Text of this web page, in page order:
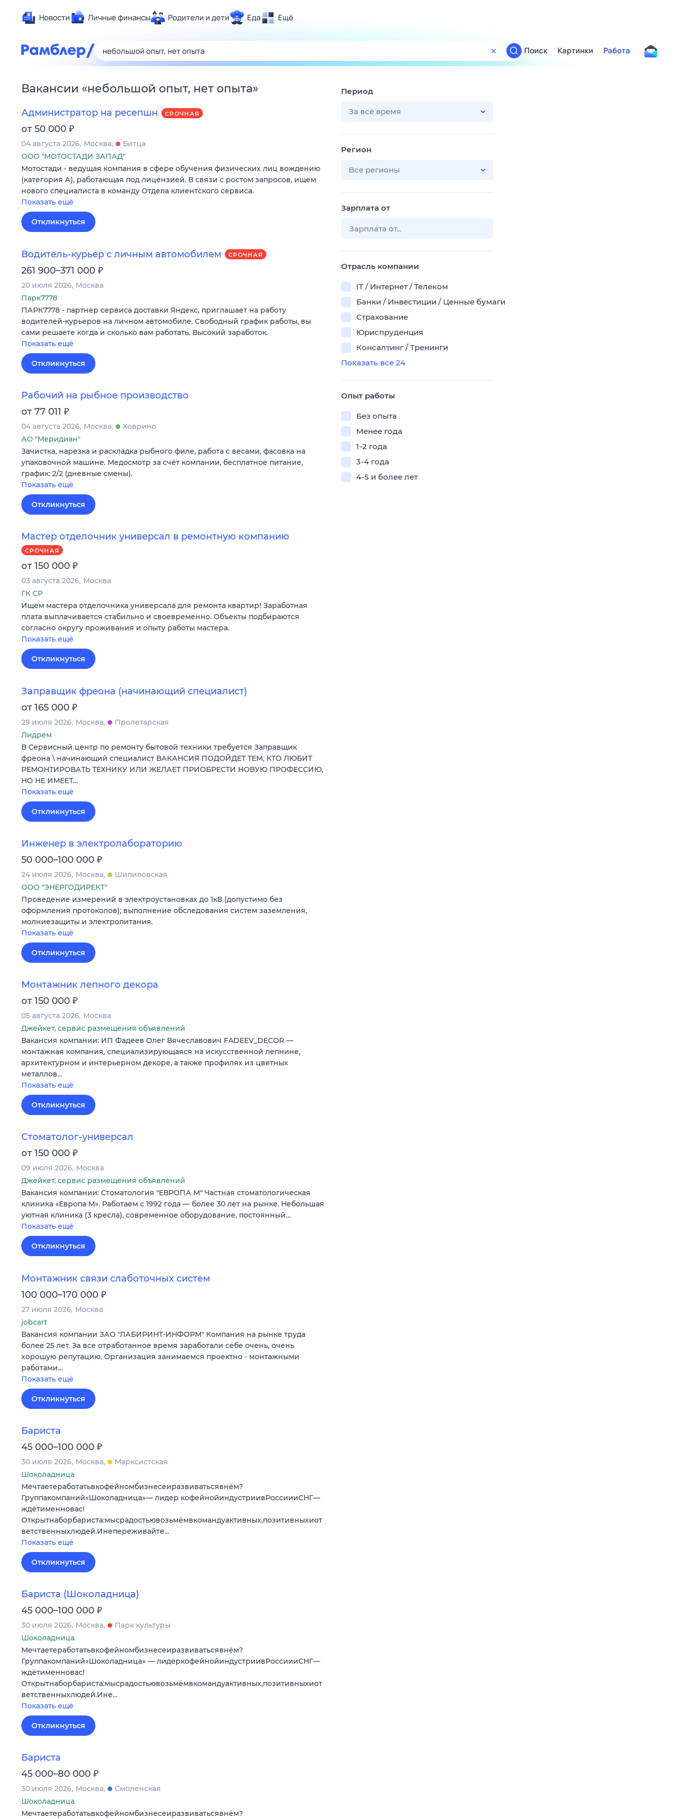
Новости Личные финансы Родители и дети Еда Ещё
Здоровье
Развлечения и отдых
Спорт
Карьера
Сберегаем вместе
Гороскопы
Поиск
ТВ-программа
Поиск Картинки Работа
Вакансии «небольшой опыт, нет опыта»
Администратор на ресепшн СРОЧНАЯ
от 50 000 ₽
04 августа 2026 Москва
Битца
ООО "МОТОСТАДИ ЗАПАД"
Мотостади - ведущая компания в сфере обучения физических лиц вождению
(категория А), работающая под лицензией. В связи с ростом запросов, ищем
нового специалиста в команду Отдела клиентского сервиса.
Показать ещё
Откликнуться
Водитель-курьер с личным автомобилем СРОЧНАЯ
261 900–371 000 ₽
20 июля 2026 Москва
Парк7778
ПАРК7778 - партнер сервиса доставки Яндекс, приглашает на работу
водителей-курьеров на личном автомобиле. Свободный график работы, вы
сами решаете когда и сколько вам работать. Высокий заработок.
Показать ещё
Откликнуться
Рабочий на рыбное производство
от 77 011 ₽
04 августа 2026 Москва
Ховрино
АО "Меридиан"
Зачистка, нарезка и раскладка рыбного филе, работа с весами, фасовка на
упаковочной машине. Медосмотр за счёт компании, бесплатное питание,
график: 2/2 (дневные смены).
Показать ещё
Откликнуться
Мастер отделочник универсал в ремонтную компанию
СРОЧНАЯ
от 150 000 ₽
03 августа 2026 Москва
ГК СР
Ищем мастера отделочника универсала для ремонта квартир! Заработная
плата выплачивается стабильно и своевременно. Объекты подбираются
согласно округу проживания и опыту работы мастера.
Показать ещё
Откликнуться
Заправщик фреона (начинающий специалист)
от 165 000 ₽
29 июля 2026 Москва
Пролетарская
Лидрем
В Сервисный центр по ремонту бытовой техники требуется Заправщик
фреона \ начинающий специалист ВАКАНСИЯ ПОДОЙДЕТ ТЕМ, КТО ЛЮБИТ
РЕМОНТИРОВАТЬ ТЕХНИКУ ИЛИ ЖЕЛАЕТ ПРИОБРЕСТИ НОВУЮ ПРОФЕССИЮ,
НО НЕ ИМЕЕТ…
Показать ещё
Откликнуться
Инженер в электролабораторию
50 000–100 000 ₽
24 июля 2026 Москва
Шипиловская
ООО "ЭНЕРГОДИРЕКТ"
Проведение измерений в электроустановках до 1кВ (допустимо без
оформления протоколов); выполнение обследования систем заземления,
молниезащиты и электропитания.
Показать ещё
Откликнуться
Монтажник лепного декора
от 150 000 ₽
05 августа 2026 Москва
Джейкет, сервис размещения объявлений
Вакансия компании: ИП Фадеев Олег Вячеславович FADEEV_DECOR —
монтажная компания, специализирующаяся на искусственной лепнине,
архитектурном и интерьерном декоре, а также профилях из цветных
металлов…
Показать ещё
Откликнуться
Стоматолог-универсал
от 150 000 ₽
09 июля 2026 Москва
Джейкет, сервис размещения объявлений
Вакансия компании: Стоматология "ЕВРОПА М" Частная стоматологическая
клиника «Европа М». Работаем с 1992 года — более 30 лет на рынке. Небольшая
уютная клиника (3 кресла), современное оборудование, постоянный…
Показать ещё
Откликнуться
Монтажник связи слаботочных систем
100 000–170 000 ₽
27 июля 2026 Москва
jobcart
Вакансия компании ЗАО "ЛАБИРИНТ-ИНФОРМ" Компания на рынке труда
более 25 лет. За все отработанное время заработали себе очень, очень
хорошую репутацию. Организация занимаемся проектно - монтажными
работами…
Показать ещё
Откликнуться
Бариста
45 000–100 000 ₽
30 июля 2026 Москва
Марксистская
Шоколадница
Мечтаетеработатьвкофейномбизнесеиразвиватьсявнём?
Группакомпаний«Шоколадница»— лидер кофейнойиндустриивРоссиииСНГ—
ждётименновас!
Открытнаборбариста:мысрадостьювозьмёмвкомандуактивных,позитивныхиот
ветственныхлюдей.Инепереживайте…
Показать ещё
Откликнуться
Бариста (Шоколадница)
45 000–100 000 ₽
30 июля 2026 Москва
Парк культуры
Шоколадница
Мечтаетеработатьвкофейномбизнесеиразвиватьсявнём?
Группакомпаний«Шоколадница» — лидеркофейнойиндустриивРоссиииСНГ—
ждётименновас!
Открытнаборбариста:мысрадостьювозьмёмвкомандуактивных,позитивныхиот
ветственныхлюдей.Ине…
Показать ещё
Откликнуться
Бариста
45 000–80 000 ₽
30 июля 2026 Москва
Смоленская
Шоколадница
Мечтаетеработатьвкофейномбизнесеиразвиватьсявнём?
Период
За всё время
Регион
Все регионы
Зарплата от
Отрасль компании
IT / Интернет / Телеком
Банки / Инвестиции / Ценные бумаги
Страхование
Юриспруденция
Консалтинг / Тренинги
Показать все 24
Опыт работы
Без опыта
Менее года
1-2 года
3-4 года
4-5 и более лет